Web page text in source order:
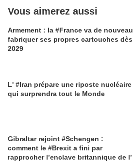
Vous aimerez aussi
Armement : la #France va de nouveau
fabriquer ses propres cartouches dès
2029
L' #Iran prépare une riposte nucléaire
qui surprendra tout le Monde
Gibraltar rejoint #Schengen :
comment le #Brexit a fini par
rapprocher l’enclave britannique de l’